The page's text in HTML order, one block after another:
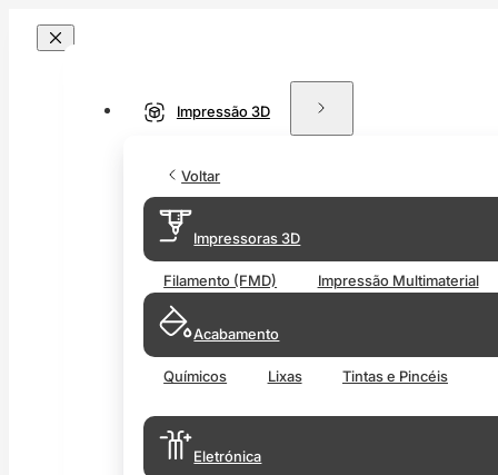
Impressão 3D
Voltar
Impressoras 3D
Filamento (FMD) Impressão Multimaterial
Acabamento
Químicos Lixas Tintas e Pincéis
Eletrónica